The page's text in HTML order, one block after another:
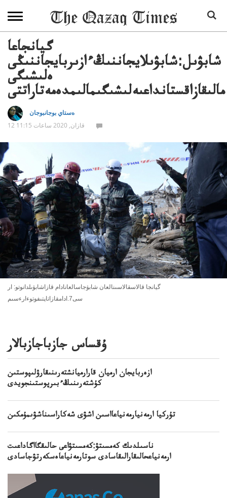
گيانجاعا
شابۋىل:شابۋىلايجاننىڭءازىربايجاننىڭى
ەلىشىگى
مالىقازاقستانداعىەلىشىگىمالىمدەمەتاراتتى
ەستاي بوجانبوجان
12 قازان, 2020 ساعات 11:15
گيانجا قالاسقالاسىنالعان شابۋجاسالعانادام قازاشابۋىلدانوتو: ار
سى7.ادامقازاتاپتىفوتوءارءسىم
ۇقساس جازباجازبالار
ازەربايجان ارميان قارارميانشتەرىنىقارۋلىپوستىن
كۇشتەرىنىڭءبىرپوستىنجويدى
تۇركيا ارمەنيارمەنياعااسىن اشۋى شەكاراسىناشۋىمۇمكىن
ناسىلدىك كەمسىتۋ:كەمسىتۋاعى حالىقگااگاداعىت
ارمەنياعحالىقارالىقاسادى سوتارمەنياعاەسكەرتۋجاسادى